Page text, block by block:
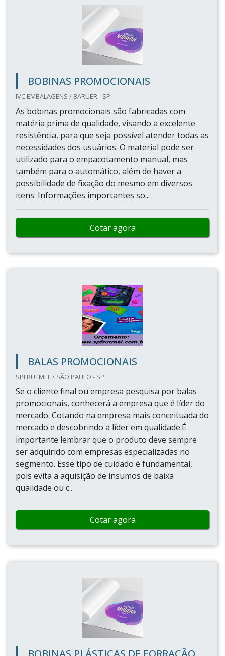
BOBINAS PROMOCIONAIS
IVC EMBALAGENS / BARUER - SP
As bobinas promocionais são fabricadas com
matéria prima de qualidade, visando a excelente
resistência, para que seja possível atender todas as
necessidades dos usuários. O material pode ser
utilizado para o empacotamento manual, mas
também para o automático, além de haver a
possibilidade de fixação do mesmo em diversos
itens. Informações importantes so...
Cotar agora
BALAS PROMOCIONAIS
SPFRUTMEL / SÃO PAULO - SP
Se o cliente final ou empresa pesquisa por balas
promocionais, conhecerá a empresa que é líder do
mercado. Cotando na empresa mais conceituada do
mercado e descobrindo a líder em qualidade.É
importante lembrar que o produto deve sempre
ser adquirido com empresas especializadas no
segmento. Esse tipo de cuidado é fundamental,
pois evita a aquisição de insumos de baixa
qualidade ou c...
Cotar agora